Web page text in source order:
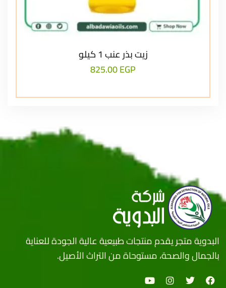
زيت بذر عنب 1 كيلو
825.00EGP
البدوية متجر يقدم منتجات طبيعية عالية الجودة للعناية
بالجمال والصحة، مستوحاة من التراث الأصيل.